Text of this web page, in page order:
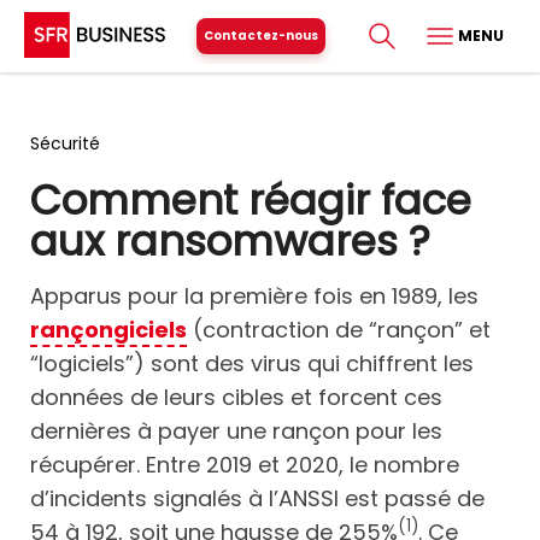
Contactez-nous MENU
Sécurité
Comment réagir face
aux ransomwares ?
Apparus pour la première fois en 1989, les
rançongiciels (contraction de “rançon” et
“logiciels”) sont des virus qui chiffrent les
données de leurs cibles et forcent ces
dernières à payer une rançon pour les
récupérer. Entre 2019 et 2020, le nombre
d’incidents signalés à l’ANSSI est passé de
54 à 192, soit une hausse de 255%(1). Ce